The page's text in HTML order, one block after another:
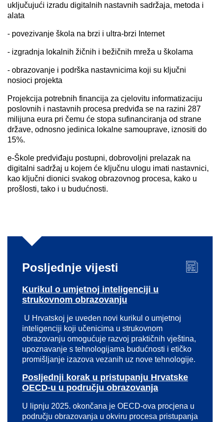
uključujući izradu digitalnih nastavnih sadržaja, metoda i
alata
- povezivanje škola na brzi i ultra-brzi Internet
- izgradnja lokalnih žičnih i bežičnih mreža u školama
- obrazovanje i podrška nastavnicima koji su ključni
nosioci projekta
Projekcija potrebnih financija za cjelovitu informatizaciju
poslovnih i nastavnih procesa predviđa se na razini 287
milijuna eura pri čemu će stopa sufinanciranja od strane
države, odnosno jedinica lokalne samouprave, iznositi do
15%.
e-Škole predviđaju postupni, dobrovoljni prelazak na
digitalni sadržaj u kojem će ključnu ulogu imati nastavnici,
kao ključni dionici svakog obrazovnog procesa, kako u
prošlosti, tako i u budućnosti.
Posljednje vijesti
Kurikul o umjetnoj inteligenciji u
strukovnom obrazovanju
U Hrvatskoj je uveden novi kurikul o umjetnoj
inteligenciji koji učenicima u strukovnom
obrazovanju omogućuje razvoj praktičnih vještina,
upoznavanje s tehnologijama budućnosti i etičko
promišljanje izazova vezanih uz nove tehnologije.
Posljednji korak u pristupanju Hrvatske
OECD-u u području obrazovanja
U lipnju 2025. okončana je OECD-ova procjena u
području obrazovanja u okviru procesa pristupanja